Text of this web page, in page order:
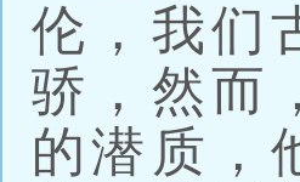
伦，我们
骄，然而
的潜质，